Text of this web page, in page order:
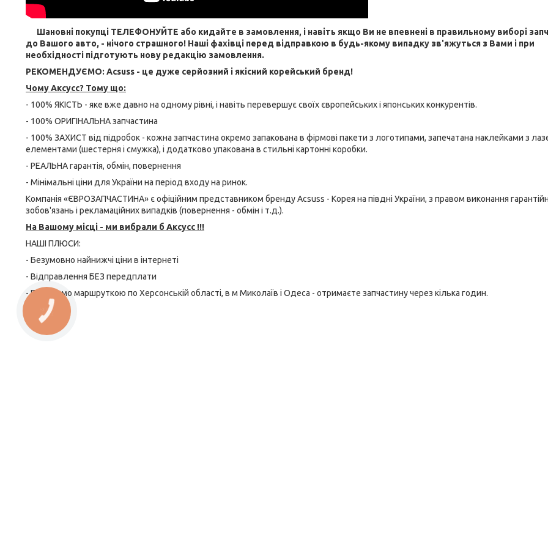
Шановні покупці ТЕЛЕФОНУЙТЕ або кидайте в замовлення, і навіть якщо Ви не впевнені в правильному виборі
до Вашого авто, - нічого страшного! Наші фахівці перед відправкою в будь-якому випадку зв'яжуться з Вами і при
необхідності підготують нову редакцію замовлення.
РЕКОМЕНДУЄМО: Acsuss - це дуже серйозний і якісний корейський бренд!
Чому Aксусс? Тому що:
- 100% ЯКІСТЬ - яке вже давно на одному рівні, і навіть перевершує своїх європейських і японських конкурентів.
- 100% ОРИГІНАЛЬНА запчастина
- 100% ЗАХИСТ від підробок - кожна запчастина окремо запакована в фірмові пакети з логотипами, запечатана наклейками з
елементами (шестерня і смужка), і додатково упакована в стильні картонні коробки.
- РЕАЛЬНА гарантія, обмін, повернення
- Мінімальні ціни для України на період входу на ринок.
Компанія «ЄВРОЗАПЧАСТИНА» є офіційним представником бренду Acsuss - Корея на півдні України, з правом виконання
зобов'язань і рекламаційних випадків (повернення - обмін і т.д.).
На Вашому місці - ми вибрали б Aксусс !!!
НАШІ ПЛЮСИ:
- Безумовно найнижчі ціни в інтернеті
- Відправлення БЕЗ передплати
- Передамо маршруткою по Херсонській області, в м Миколаїв і Одеса - отримаєте запчастину через кілька годин.